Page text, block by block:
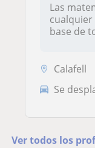
Las
base de
Calafell
Se
Ver todos los